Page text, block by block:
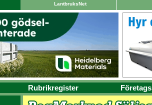
LantbruksNet
Rubrikregister